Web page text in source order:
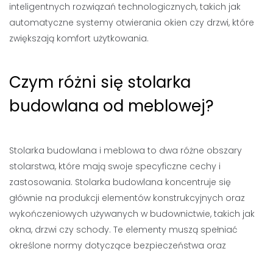
inteligentnych rozwiązań technologicznych, takich jak
automatyczne systemy otwierania okien czy drzwi, które
zwiększają komfort użytkowania.
Czym różni się stolarka
budowlana od meblowej?
Stolarka budowlana i meblowa to dwa różne obszary
stolarstwa, które mają swoje specyficzne cechy i
zastosowania. Stolarka budowlana koncentruje się
głównie na produkcji elementów konstrukcyjnych oraz
wykończeniowych używanych w budownictwie, takich jak
okna, drzwi czy schody. Te elementy muszą spełniać
określone normy dotyczące bezpieczeństwa oraz